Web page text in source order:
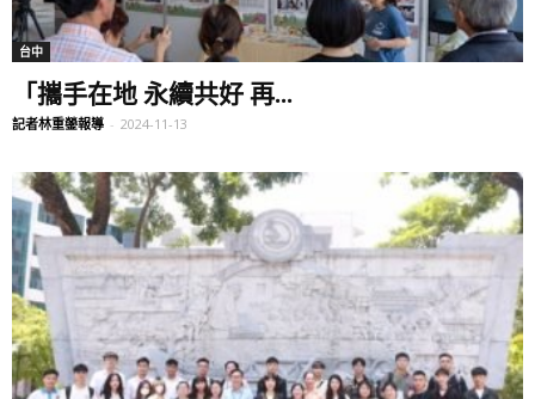
台中
「攜手在地 永續共好 再...
記者林重鎣報導 - 2024-11-13